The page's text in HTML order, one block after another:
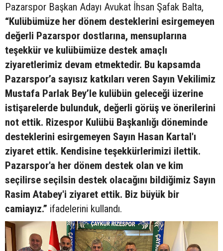
Pazarspor Başkan Adayı Avukat İhsan Şafak Balta,
“Kulübümüze her dönem desteklerini esirgemeyen
değerli Pazarspor dostlarına, mensuplarına
teşekkür ve kulübümüze destek amaçlı
ziyaretlerimiz devam etmektedir. Bu kapsamda
Pazarspor’a sayısız katkıları veren Sayın Vekilimiz
Mustafa Parlak Bey’le kulübün geleceği üzerine
istişarelerde bulunduk, değerli görüş ve önerilerini
not ettik. Rizespor Kulübü Başkanlığı döneminde
desteklerini esirgemeyen Sayın Hasan Kartal'ı
ziyaret ettik. Kendisine teşekkürlerimizi ilettik.
Pazarspor'a her dönem destek olan ve kim
seçilirse seçilsin destek olacağını bildiğimiz Sayın
Rasim Atabey'i ziyaret ettik. Biz büyük bir
camiayız.” ifadelerini kullandı.